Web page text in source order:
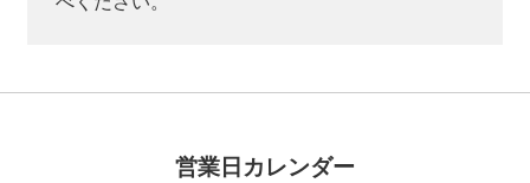
業者様向け商品とは
同梱品が必要な場合は、「※業者様向け」と記載の
営業日カレンダー